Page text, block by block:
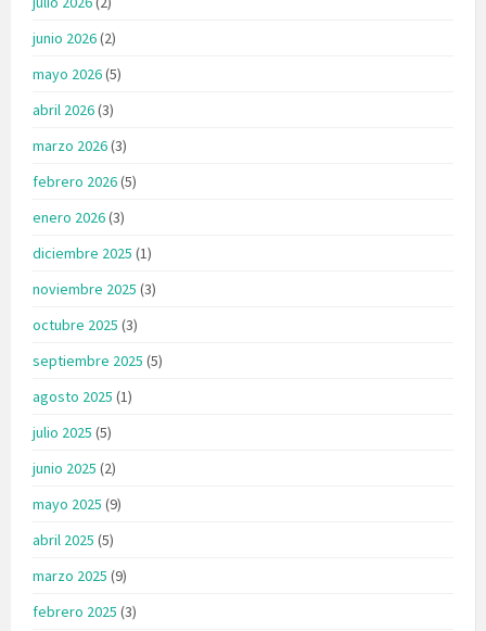
junio 2026(2)
mayo 2026(5)
abril 2026(3)
marzo 2026(3)
febrero 2026(5)
enero 2026(3)
diciembre 2025 (1)
noviembre 2025 (3)
octubre 2025 (3)
septiembre 2025 (5)
agosto 2025 (1)
julio 2025 (5)
junio 2025 (2)
mayo 2025 (9)
abril 2025 (5)
marzo 2025 (9)
febrero 2025 (3)